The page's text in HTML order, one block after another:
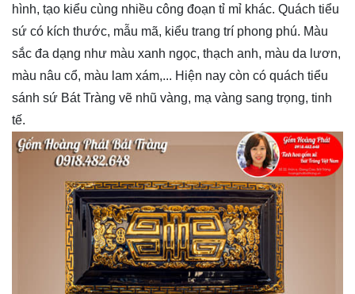
hình, tạo kiểu cùng nhiều công đoạn tỉ mỉ khác. Quách tiểu
sứ có kích thước, mẫu mã, kiểu trang trí phong phú. Màu
sắc đa dạng như màu xanh ngọc, thạch anh, màu da lươn,
màu nâu cổ, màu lam xám,... Hiện nay còn có quách tiểu
sánh sứ Bát Tràng vẽ nhũ vàng, mạ vàng sang trọng, tinh
tế.